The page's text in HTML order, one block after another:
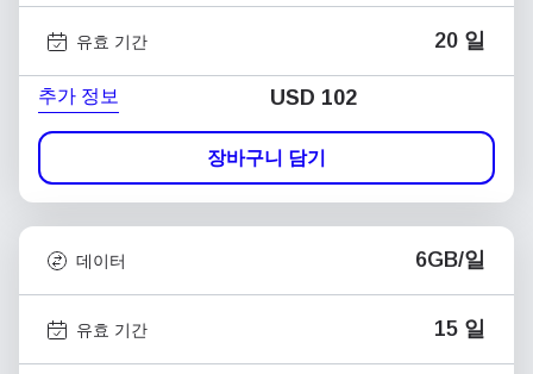
유효 기간 20 일
추가 정보 USD 102
장바구니 담기
데이터 6GB/일
유효 기간 15 일